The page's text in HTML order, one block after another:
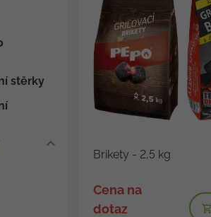
stěrky
Brikety - 2,5 kg
Cena na
dotaz